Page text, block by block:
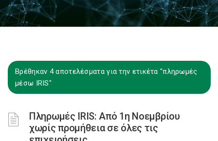
Βρέθηκαν 4 αποτελέσματα για την ετικέτα "πληρωμές
μέσω IRIS"
Πληρωμές IRIS: Από 1η Νοεμβρίου
χωρίς προμήθεια σε όλες τις